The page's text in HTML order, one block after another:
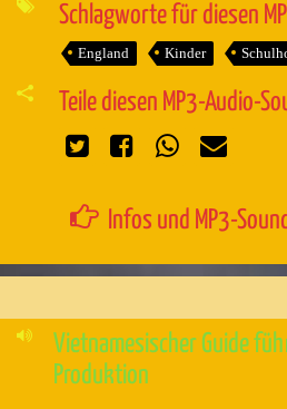
Schlagworte für diesen
England Kinder
Teile diesen MP3-Audio-
Infos und MP3-
Vietnamesischer Guide
Produktion